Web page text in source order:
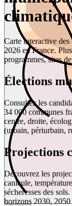
Carte interactive
2026 en France.
programmes, sites
Élections
Consultez les
34 000 communes
centre, droite,
(urbain, périurbain,
Projections
Découvrez les
canicule,
sécheresses des
horizons 2030, 2050